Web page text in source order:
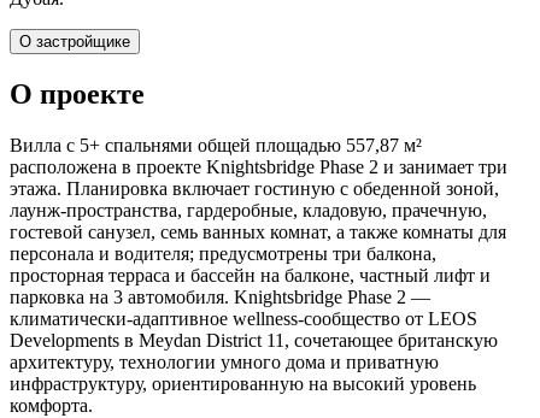
О застройщике
О проекте
Вилла с 5+ спальнями общей площадью 557,87 м²
расположена в проекте Knightsbridge Phase 2 и занимает три
этажа. Планировка включает гостиную с обеденной зоной,
лаунж-пространства, гардеробные, кладовую, прачечную,
гостевой санузел, семь ванных комнат, а также комнаты для
персонала и водителя; предусмотрены три балкона,
просторная терраса и бассейн на балконе, частный лифт и
парковка на 3 автомобиля. Knightsbridge Phase 2 —
климатически-адаптивное wellness-сообщество от LEOS
Developments в Meydan District 11, сочетающее британскую
архитектуру, технологии умного дома и приватную
инфраструктуру, ориентированную на высокий уровень
комфорта.